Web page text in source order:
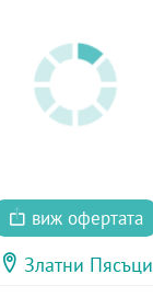
виж офертата
Златни Пясъци